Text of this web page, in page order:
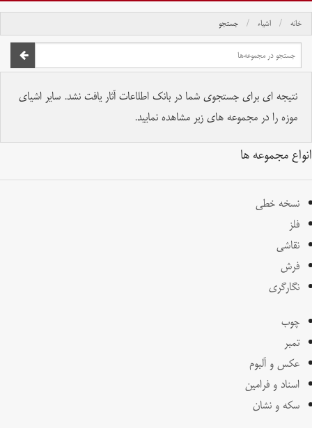
خانه اشیاء جستجو
نتیجه ای برای جستجوی شما در بانک اطلاعات آثار یافت نشد. سایر اشیای
موزه را در مجموعه های زیر مشاهده نمایید.
انواع مجموعه ها
نسخه خطی
فلز
نقاشی
فرش
نگارگری
چوب
تمبر
عکس و آلبوم
اسناد و فرامین
سکه و نشان
تمام حقوق برای موسسه کتابخانه و موزه ملی ملک محفوظ است.